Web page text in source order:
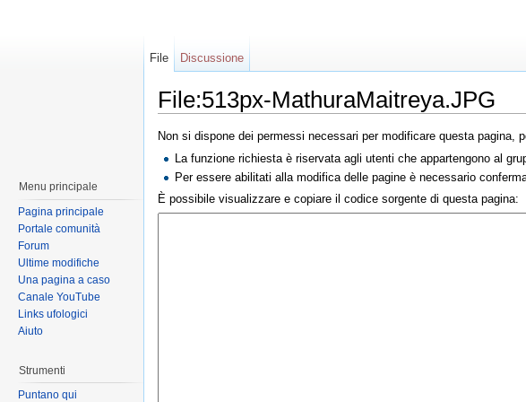
File:513px-MathuraMaitreya.JPG
Non si dispone dei permessi necessari per modificare questa pagina,
La funzione richiesta è riservata agli utenti che appartengono al
Per essere abilitati alla modifica delle pagine è necessario
È possibile visualizzare e copiare il codice sorgente di questa pagina:
File Discussione
Menu principale
Pagina principale
Portale comunità
Forum
Ultime modifiche
Una pagina a caso
Canale YouTube
Links ufologici
Aiuto
Strumenti
Puntano qui